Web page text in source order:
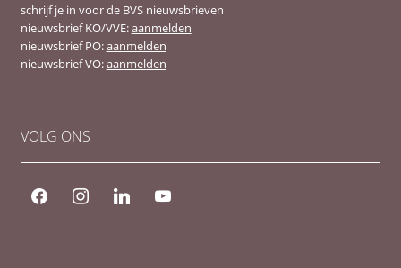
schrijf je in voor de BVS nieuwsbrieven
nieuwsbrief KO/VVE:aanmelden
nieuwsbrief PO:aanmelden
nieuwsbrief VO:aanmelden
VOLG ONS
facebook instagramlinkedin youtube